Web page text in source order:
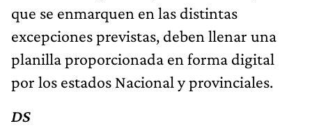
que se enmarquen en las distintas
excepciones previstas, deben llenar una
planilla proporcionada en forma digital
por los estados Nacional y provinciales.
DS